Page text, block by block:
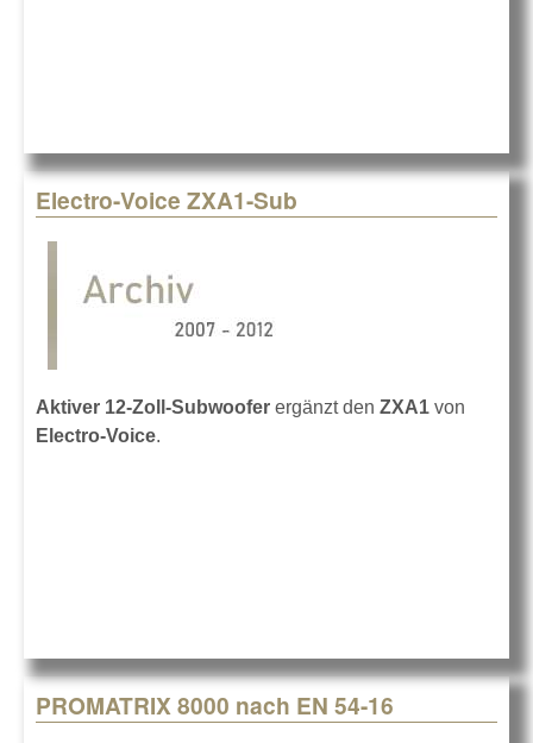
Electro-Voice ZXA1-Sub
Aktiver 12-Zoll-Subwoofer ergänzt den ZXA1 von
Electro-Voice.
PROMATRIX 8000 nach EN 54-16